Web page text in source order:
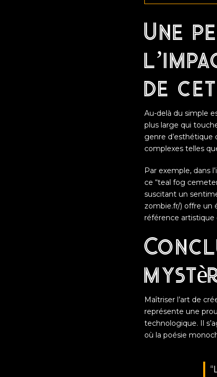
Une
de
Au-delà du simple
plus large qui
genre
complexes telles
Par exemple, dans
ce “teal fog
suscitant un
zombie.fr/) offre un
référence artistique
Maîtriser l’art de
représente une
technologique. Il
où la poésie